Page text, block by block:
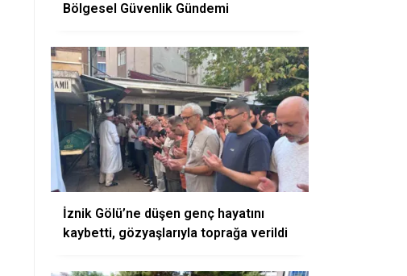
Bölgesel Güvenlik Gündemi
İznik Gölü’ne düşen genç hayatını
kaybetti, gözyaşlarıyla toprağa verildi